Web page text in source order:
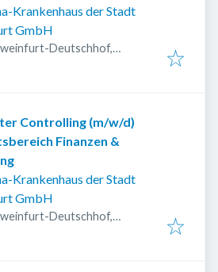
Krankenhaus der Stadt
GmbH
Deutschhof,
Controlling (m/w/d)
Finanzen &
Krankenhaus der Stadt
GmbH
Deutschhof,